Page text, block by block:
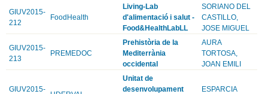
GIUV2015-
212
FoodHealth
Living-Lab
d'alimentació i salut -
Food&HealthLabLL
SORIANO DEL
CASTILLO,
JOSE MIGUEL
GIUV2015-
213
PREMEDOC
Prehistòria de la
Mediterrània
occidental
AURA
TORTOSA,
JOAN EMILI
GIUV2015-
Unitat de
desenvolupament
ESPARCIA